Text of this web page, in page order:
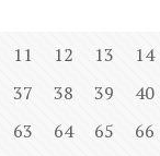
11 12 13 14
37 38 39 40
63 64 65 66